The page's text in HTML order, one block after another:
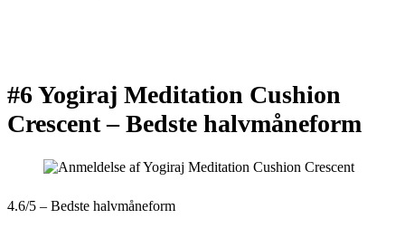
#6 Yogiraj Meditation Cushion
Crescent –Bedste halvmåneform
4.6/5 – Bedste halvmåneform